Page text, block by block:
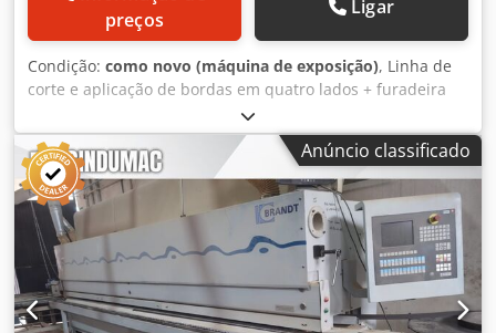
preços
Ligar
Condição: como novo (máquina de exposição), Linha de
corte e aplicação de bordas em quatro lados + furadeira
Dimensões das placas: mín. 195 x 250 x 60 mm / máx. 1200
x 2500 x 60 mm Composta pelas seguintes máquinas:
Dcjdpfozrd Dhex Agfek 202005a) 1. Máquina de corte e
aplicação de bordas em ambos os lados "HOMAG", modelo
KFL 325/M1/C 202005b) Estação de rotação (90°
longitudinal-transversal) "HOMAG", modelo TDL 202005c)
2. Máquina de corte e aplicação de bordas em ambos os
lados "HOMAG", modelo KFL 326/M2/C 202005d)
Transportador de roletes de ligação 202005e) Furadeira de
perfuração contínua "WEEKE", modelo BST 503
Anúncio classificado